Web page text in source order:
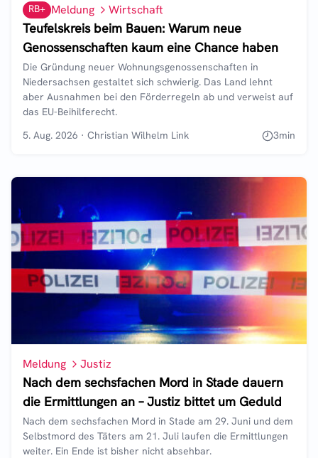
RB+ Meldung Wirtschaft
Teufelskreis beim Bauen: Warum neue
Genossenschaften kaum eine Chance haben
Die Gründung neuer Wohnungsgenossenschaften in
Niedersachsen gestaltet sich schwierig. Das Land lehnt
aber Ausnahmen bei den Förderregeln ab und verweist auf
das EU-Beihilferecht.
5. Aug. 2026 · Christian Wilhelm Link 3min
Meldung Justiz
Nach dem sechsfachen Mord in Stade dauern
die Ermittlungen an – Justiz bittet um Geduld
Nach dem sechsfachen Mord in Stade am 29. Juni und dem
Selbstmord des Täters am 21. Juli laufen die Ermittlungen
weiter. Ein Ende ist bisher nicht absehbar.